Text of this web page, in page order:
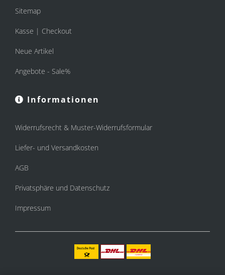
Sitemap
Kasse | Checkout
Neue Artikel
Angebote - Sale%
Informationen
Widerrufsrecht & Muster-Widerrufsformular
Liefer- und Versandkosten
AGB
Privatsphäre und Datenschutz
Impressum